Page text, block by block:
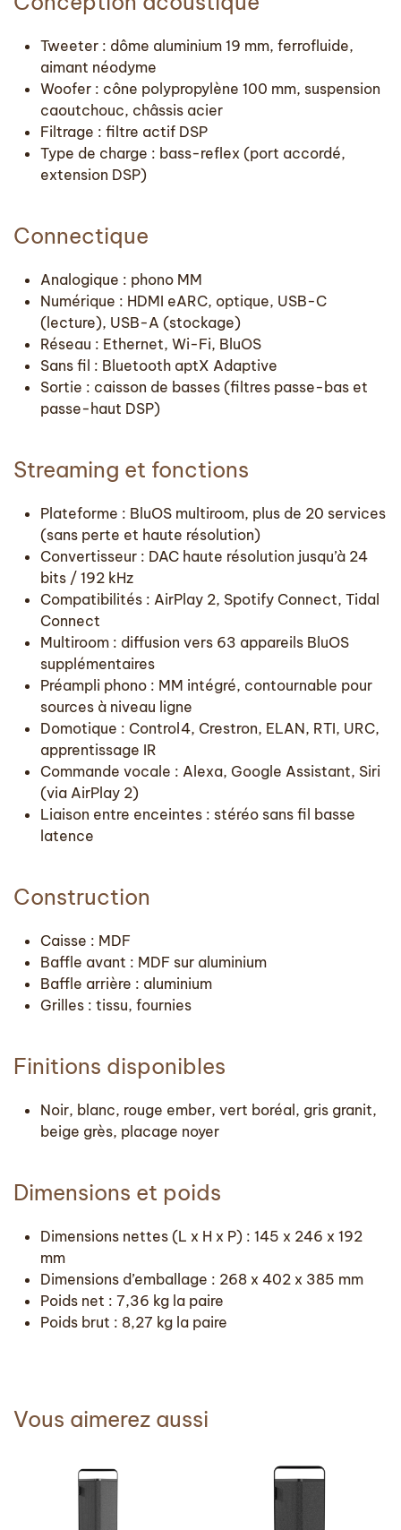
Tweeter : dôme aluminium 19 mm, ferrofluide,
aimant néodyme
Woofer : cône polypropylène 100 mm, suspension
caoutchouc, châssis acier
Filtrage : filtre actif DSP
Type de charge : bass-reflex (port accordé,
extension DSP)
Connectique
Analogique : phono MM
Numérique : HDMI eARC, optique, USB-C
(lecture), USB-A (stockage)
Réseau : Ethernet, Wi-Fi, BluOS
Sans fil : Bluetooth aptX Adaptive
Sortie : caisson de basses (filtres passe-bas et
passe-haut DSP)
Streaming et fonctions
Plateforme : BluOS multiroom, plus de 20 services
(sans perte et haute résolution)
Convertisseur : DAC haute résolution jusqu’à 24
bits / 192 kHz
Compatibilités : AirPlay 2, Spotify Connect, Tidal
Connect
Multiroom : diffusion vers 63 appareils BluOS
supplémentaires
Préampli phono : MM intégré, contournable pour
sources à niveau ligne
Domotique : Control4, Crestron, ELAN, RTI, URC,
apprentissage IR
Commande vocale : Alexa, Google Assistant, Siri
(via AirPlay 2)
Liaison entre enceintes : stéréo sans fil basse
latence
Construction
Caisse : MDF
Baffle avant : MDF sur aluminium
Baffle arrière : aluminium
Grilles : tissu, fournies
Finitions disponibles
Noir, blanc, rouge ember, vert boréal, gris granit,
beige grès, placage noyer
Dimensions et poids
Dimensions nettes (L x H x P) : 145 x 246 x 192
mm
Dimensions d’emballage : 268 x 402 x 385 mm
Poids net : 7,36 kg la paire
Poids brut : 8,27 kg la paire
Vous aimerez aussi